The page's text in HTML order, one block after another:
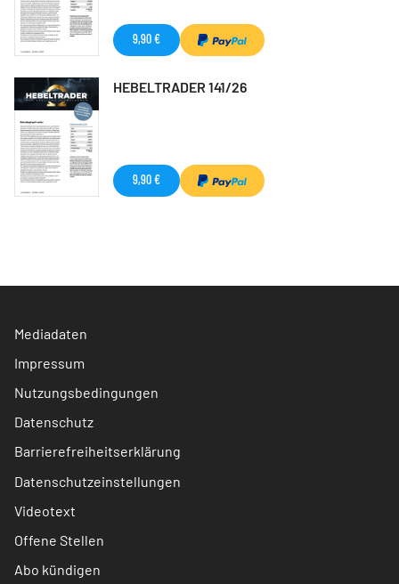
9,90 €
HEBELTRADER 141/26
9,90 €
Mediadaten
Impressum
Nutzungsbedingungen
Datenschutz
Barrierefreiheitserklärung
Datenschutzeinstellungen
Videotext
Offene Stellen
Abo kündigen